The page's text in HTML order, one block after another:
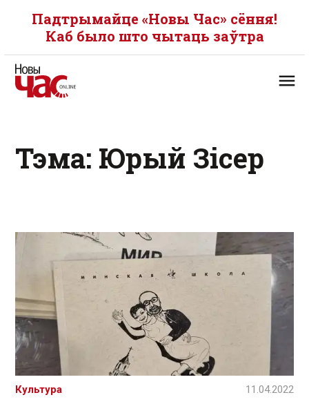
Падтрымайце «Новы Час» сёння!
Каб было што чытаць заўтра
Тэма: Юрый Зісер
Культура 11.04.2022